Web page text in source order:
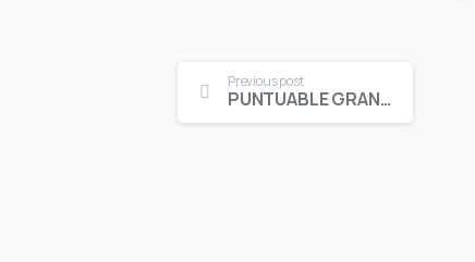
Continue
Reading
Previous post
PUNTUABLE GRAND PRIX STROKE PLAY SCRATCH INFANTIL MASCULINO